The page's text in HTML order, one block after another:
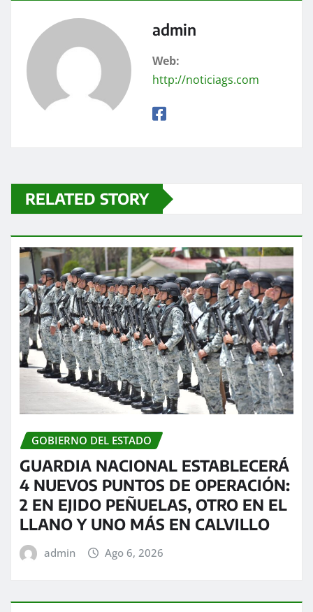
admin
Web:
http://noticiags.com
RELATED STORY
GOBIERNO DEL ESTADO
GUARDIA NACIONAL ESTABLECERÁ
4 NUEVOS PUNTOS DE OPERACIÓN:
2 EN EJIDO PEÑUELAS, OTRO EN EL
LLANO Y UNO MÁS EN CALVILLO
admin Ago 6, 2026